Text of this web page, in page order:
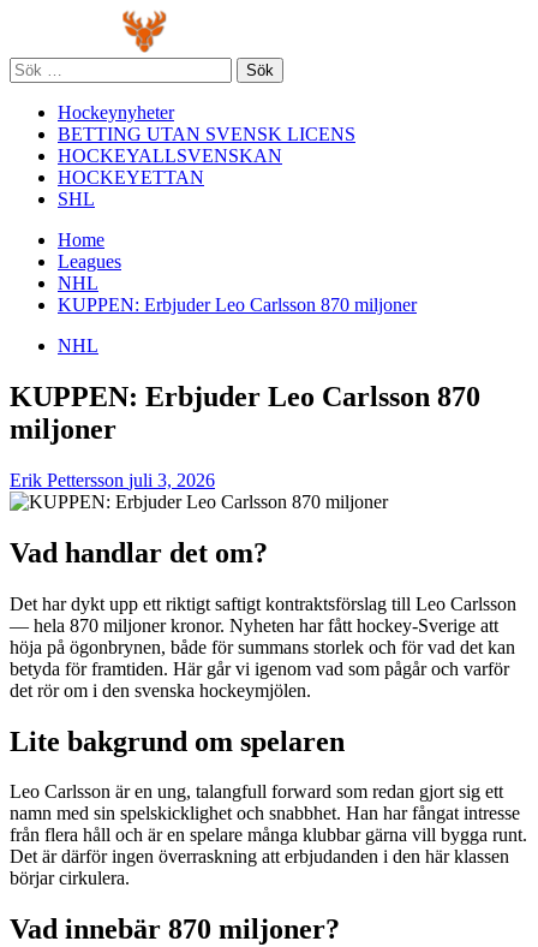
content
Sök
efter:
Hockeynyheter
BETTING UTAN SVENSK LICENS
HOCKEYALLSVENSKAN
HOCKEYETTAN
SHL
Home
Leagues
NHL
KUPPEN: Erbjuder Leo Carlsson 870 miljoner
NHL
KUPPEN: Erbjuder Leo Carlsson 870
miljoner
Erik Pettersson juli 3, 2026
Vad handlar det om?
Det har dykt upp ett riktigt saftigt kontraktsförslag till Leo Carlsson
— hela 870 miljoner kronor. Nyheten har fått hockey-Sverige att
höja på ögonbrynen, både för summans storlek och för vad det kan
betyda för framtiden. Här går vi igenom vad som pågår och varför
det rör om i den svenska hockeymjölen.
Lite bakgrund om spelaren
Leo Carlsson är en ung, talangfull forward som redan gjort sig ett
namn med sin spelskicklighet och snabbhet. Han har fångat intresse
från flera håll och är en spelare många klubbar gärna vill bygga runt.
Det är därför ingen överraskning att erbjudanden i den här klassen
börjar cirkulera.
Vad innebär 870 miljoner?